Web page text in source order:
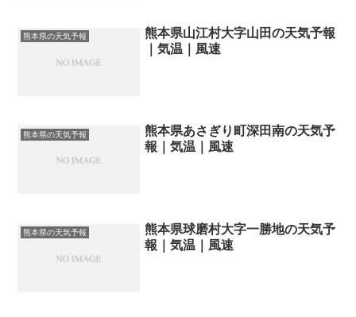
熊本県の天気予報
熊本県山江村大字山田の天気予報
｜気温｜風速
熊本県の天気予報
熊本県あさぎり町深田南の天気予
報｜気温｜風速
熊本県の天気予報
熊本県球磨村大字一勝地の天気予
報｜気温｜風速